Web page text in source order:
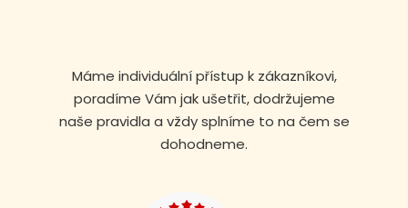
Máme individuální přístup k zákazníkovi,
poradíme Vám jak ušetřit, dodržujeme
naše pravidla a vždy splníme to na čem se
dohodneme.